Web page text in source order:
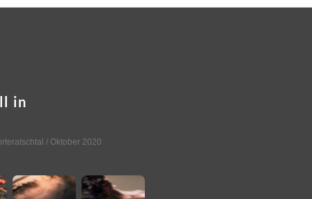
in
/ Oktober 2020